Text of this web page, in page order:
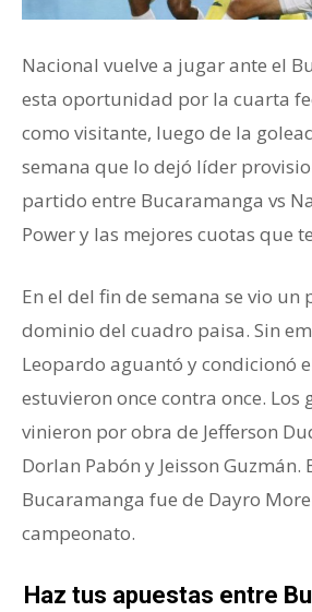
Nacional vuelve a jugar ante el
esta oportunidad por la cuarta
como visitante, luego de la
semana que lo dejó líder
partido entre Bucaramanga vs
Power y las mejores cuotas que
En el del fin de semana se vio un
dominio del cuadro paisa. Sin
Leopardo aguantó y condicionó
estuvieron once contra once. Los
vinieron por obra de Jefferson
Dorlan Pabón y Jeisson Guzmán.
Bucaramanga fue de Dayro
campeonato.
Haz tus apuestas entre